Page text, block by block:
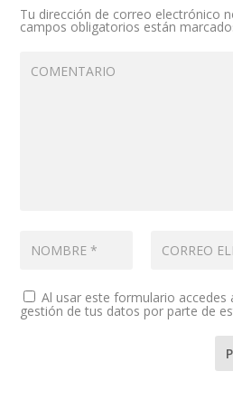
Tu dirección de correo electrónico
campos obligatorios están
Al usar este formulario accedes
gestión de tus datos por parte de